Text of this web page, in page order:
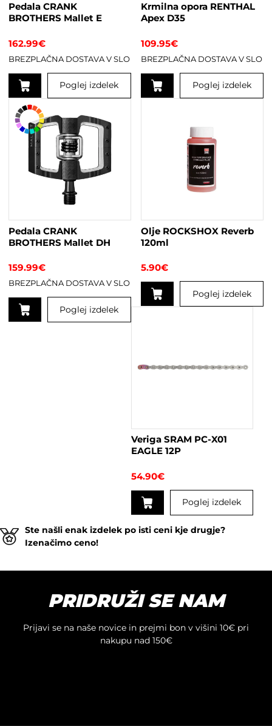
Pedala CRANK
BROTHERS Mallet E
162.99€
BREZPLAČNA DOSTAVA V SLO
Poglej izdelek
izdelek
ima
različic.
Možnosti
strani
izdelka
Krmilna opora RENTHAL
Apex D35
109.95€
BREZPLAČNA DOSTAVA V SLO
Poglej izdelek
strani
izdelka
Pedala CRANK
BROTHERS Mallet DH
159.99€
BREZPLAČNA DOSTAVA V SLO
Poglej izdelek
Olje ROCKSHOX Reverb
120ml
5.90€
Poglej izdelek
Veriga SRAM PC-X01
EAGLE 12P
54.90€
Poglej izdelek
Ste našli enak izdelek po isti ceni kje drugje?
Izenačimo ceno!
PRIDRUŽI SE NAM
Prijavi se na naše novice in prejmi bon v višini 10€ pri
nakupu nad 150€